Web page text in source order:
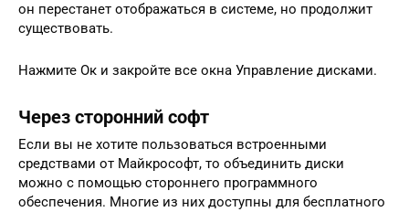
он перестанет отображаться в системе, но продолжит
существовать.
Нажмите Ок и закройте все окна Управление дисками.
Через сторонний софт
Если вы не хотите пользоваться встроенными
средствами от Майкрософт, то объединить диски
можно с помощью стороннего программного
обеспечения. Многие из них доступны для бесплатного